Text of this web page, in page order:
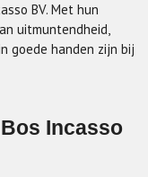
BV. Met hun
uitmuntendheid,
goede handen zijn bij
Incasso